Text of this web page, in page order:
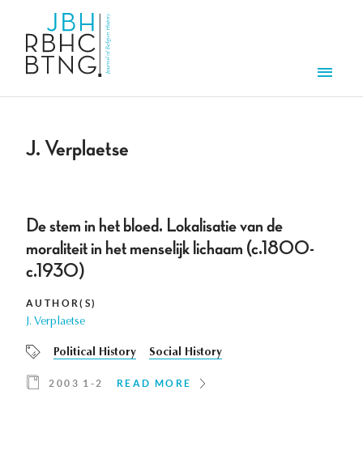
J. Verplaetse
De stem in het bloed. Lokalisatie van de
moraliteit in het menselijk lichaam (c.1800-
c.1930)
AUTHOR(S)
J. Verplaetse
Political History Social History
2003 1-2 READ MORE